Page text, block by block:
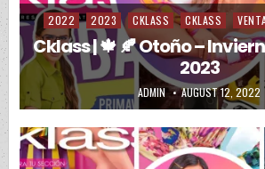
Posted in
2022 2023 CKLASS CKLASS
Cklass | 🍁 🍂 Otoño –
2023
AUTHOR:
ADMIN PUBLISHED DATE:
AUGUST 12, 2022